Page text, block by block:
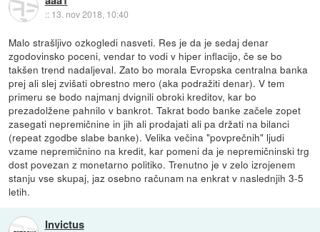
:: 13. nov 2018, 10:40
Malo strašljivo ozkogledi nasveti. Res je da je sedaj denar
zgodovinsko poceni, vendar to vodi v hiper inflacijo, če se bo
takšen trend nadaljeval. Zato bo morala Evropska centralna banka
prej ali slej zvišati obrestno mero (aka podražiti denar). V tem
primeru se bodo najmanj dvignili obroki kreditov, kar bo
prezadolžene pahnilo v bankrot. Takrat bodo banke začele zopet
zasegati nepremičnine in jih ali prodajati ali pa držati na bilanci
(repeat zgodbe slabe banke). Velika večina "povprečnih" ljudi
vzame nepremičnino na kredit, kar pomeni da je nepremičninski trg
dost povezan z monetarno politiko. Trenutno je v zelo izrojenem
stanju vse skupaj, jaz osebno računam na enkrat v naslednjih 3-5
letih.
Invictus